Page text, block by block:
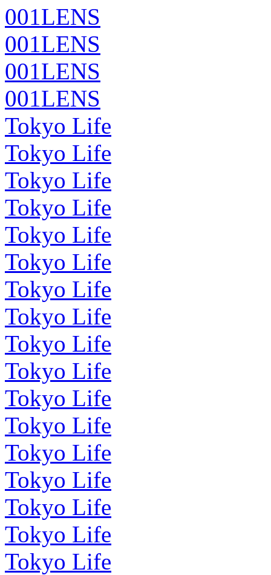
001LENS
001LENS
001LENS
001LENS
Tokyo Life
Tokyo Life
Tokyo Life
Tokyo Life
Tokyo Life
Tokyo Life
Tokyo Life
Tokyo Life
Tokyo Life
Tokyo Life
Tokyo Life
Tokyo Life
Tokyo Life
Tokyo Life
Tokyo Life
Tokyo Life
Tokyo Life